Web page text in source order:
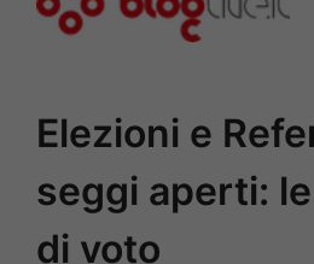
Elezioni e
seggi aperti:
di voto